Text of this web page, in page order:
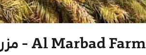
Al Marbad Farm - مزرعة المربد